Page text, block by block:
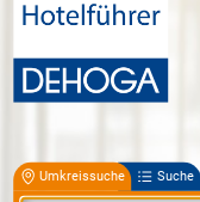
Umkreissuche Suche